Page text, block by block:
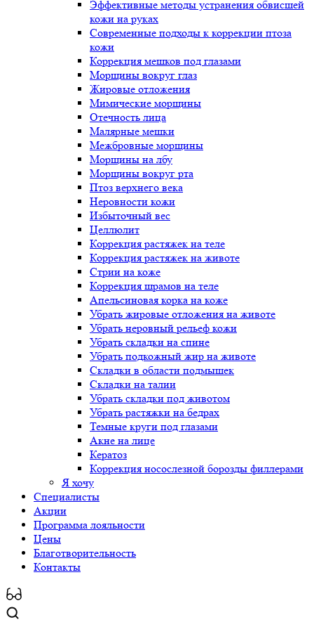
Эффективные методы устранения обвисшей
кожи на руках
Современные подходы к коррекции птоза
кожи
Коррекция мешков под глазами
Морщины вокруг глаз
Жировые отложения
Мимические морщины
Отечность лица
Малярные мешки
Межбровные морщины
Морщины на лбу
Морщины вокруг рта
Птоз верхнего века
Неровности кожи
Избыточный вес
Целлюлит
Коррекция растяжек на теле
Коррекция растяжек на животе
Стрии на коже
Коррекция шрамов на теле
Апельсиновая корка на коже
Убрать жировые отложения на животе
Убрать неровный рельеф кожи
Убрать складки на спине
Убрать подкожный жир на животе
Складки в области подмышек
Складки на талии
Убрать складки под животом
Убрать растяжки на бедрах
Темные круги под глазами
Акне на лице
Кератоз
Коррекция носослезной борозды филлерами
Я хочу
Специалисты
Акции
Программа лояльности
Цены
Благотворительность
Контакты